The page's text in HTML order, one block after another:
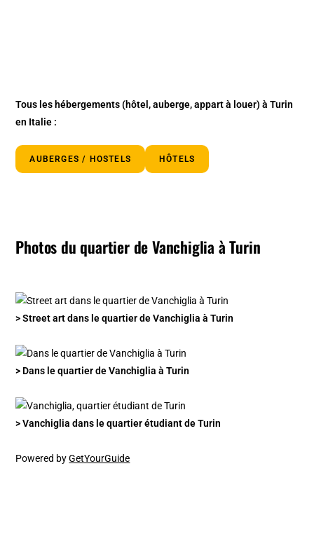
Tous les hébergements (hôtel, auberge, appart à louer) à Turin
en Italie :
AUBERGES / HOSTELS HÔTELS
Photos du quartier de Vanchiglia à Turin
> Street art dans le quartier de Vanchiglia à Turin
> Dans le quartier de Vanchiglia à Turin
> Vanchiglia dans le quartier étudiant de Turin
Powered byGetYourGuide